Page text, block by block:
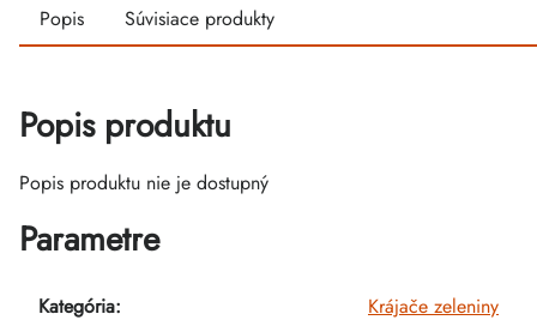
Popis Súvisiace produkty
Popis produktu
Popis produktu nie je dostupný
Parametre
Kategória: Krájače zeleniny